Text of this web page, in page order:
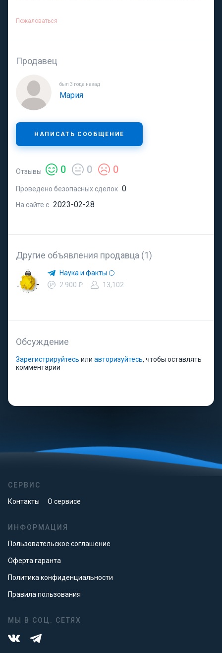
Пожаловаться
Продавец
был 3 года назад
Мария
НАПИСАТЬ СООБЩЕНИЕ
Отзывы 0 0 0
Проведено безопасных сделок 0
На сайте с 2023-02-28
Другие объявления продавца (1)
Наука и факты 🌕
2 900 ₽
13,102
Обсуждение
Зарегистрируйтесь или авторизуйтесь, чтобы оставлять
комментарии
СЕРВИС
Контакты О сервисе
ИНФОРМАЦИЯ
Пользовательское соглашение
Оферта гаранта
Политика конфиденциальности
Правила пользования
МЫ В СОЦ. СЕТЯХ